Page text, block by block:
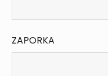
ZAPORKA